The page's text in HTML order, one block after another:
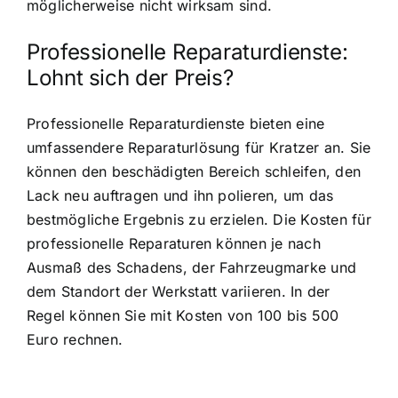
möglicherweise nicht wirksam sind.
Professionelle Reparaturdienste:
Lohnt sich der Preis?
Professionelle Reparaturdienste bieten eine
umfassendere Reparaturlösung für Kratzer an. Sie
können den beschädigten Bereich schleifen, den
Lack neu auftragen und ihn polieren, um das
bestmögliche Ergebnis zu erzielen. Die Kosten für
professionelle Reparaturen können je nach
Ausmaß des Schadens, der Fahrzeugmarke und
dem Standort der Werkstatt variieren. In der
Regel können Sie mit Kosten von 100 bis 500
Euro rechnen.